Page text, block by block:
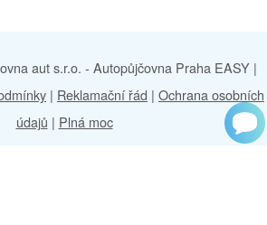
aut s.r.o. - Autopůjčovna Praha EASY |
| Reklamační řád | Ochrana osobních
údajů | Plná moc